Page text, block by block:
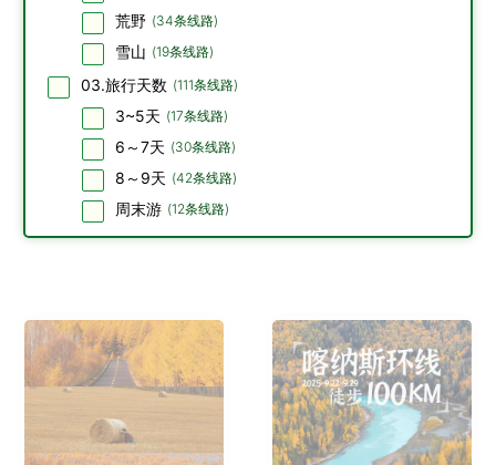
荒野 (34条线路)
雪山 (19条线路)
03.旅行天数 (111条线路)
3~5天 (17条线路)
6～7天 (30条线路)
8～9天 (42条线路)
周末游 (12条线路)